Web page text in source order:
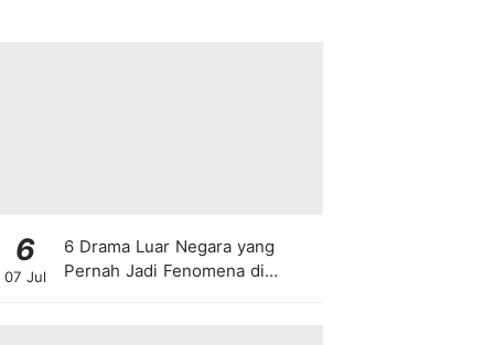
6
07 Jul
6 Drama Luar Negara yang
Pernah Jadi Fenomena di